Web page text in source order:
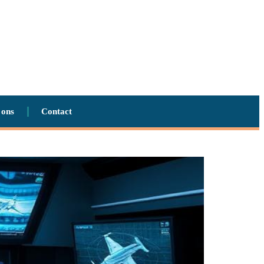
Contact